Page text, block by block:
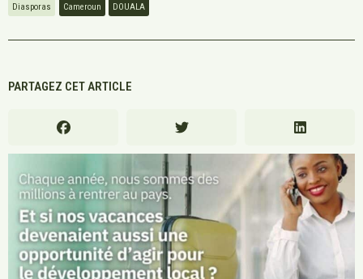
Diasporas Cameroun DOUALA
PARTAGEZ CET ARTICLE